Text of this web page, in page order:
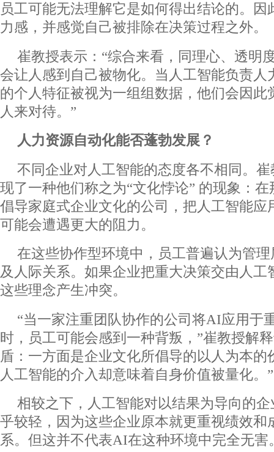
员工可能无法理解它是如何得出结论的。因
力感，并感觉自己被排除在决策过程之外。
崔教授表示：“综合来看，同理心、透明
会让人感到自己被物化。当人工智能负责人
的个人特征被视为一组组数据，他们会因此
人来对待。”
人力资源自动化能否蓬勃发展？
不同企业对人工智能的态度各不相同。
现了一种他们称之为“文化悖论” 的现象：
倡导家庭式企业文化的公司，把人工智能应
可能会遭遇更大的阻力。
在这些协作型环境中，员工普遍认为管
及人际关系。如果企业把重大决策交由人工
这些理念产生冲突。
“当一家注重团队协作的公司将AI应用于
时，员工可能会感到一种背叛，”崔教授解
盾：一方面是企业文化所倡导的以人为本的
人工智能的介入却意味着自身价值被量化。”
相较之下，人工智能对以结果为导向的
乎较轻，因为这些企业原本就更重视绩效和
系。但这并不代表AI在这种环境中完全无害